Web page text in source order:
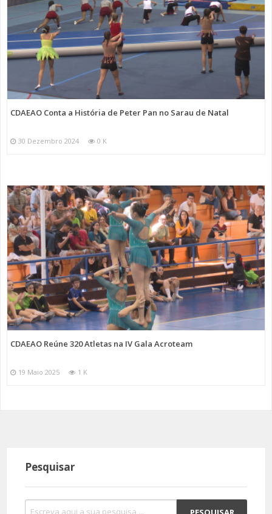
CDAEAO Conta a História de Peter Pan no Sarau de Natal
30 Dezembro 2024 0 K
CDAEAO Reúne 320 Atletas na IV Gala Acroteam
19 Maio 2025 1 K
Pesquisar